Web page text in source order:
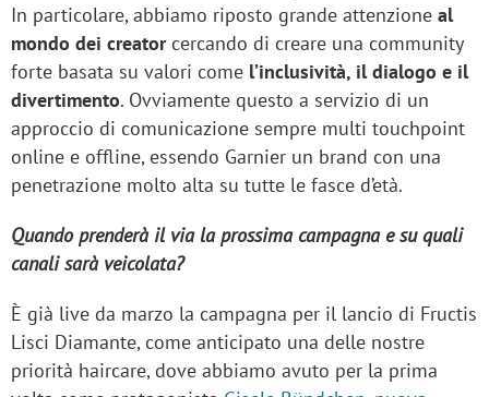
In particolare, abbiamo riposto grande attenzione al
mondo dei creatorcercando di creare una community
forte basata su valori come l’inclusività, il dialogo e il
divertimento. Ovviamente questo a servizio di un
approccio di comunicazione sempre multi touchpoint
online e offline, essendo Garnier un brand con una
penetrazione molto alta su tutte le fasce d’età.
Quando prenderà il via la prossima campagna e su quali
canali sarà veicolata?
È già live da marzo la campagna per il lancio di Fructis
Lisci Diamante, come anticipato una delle nostre
priorità haircare, dove abbiamo avuto per la prima